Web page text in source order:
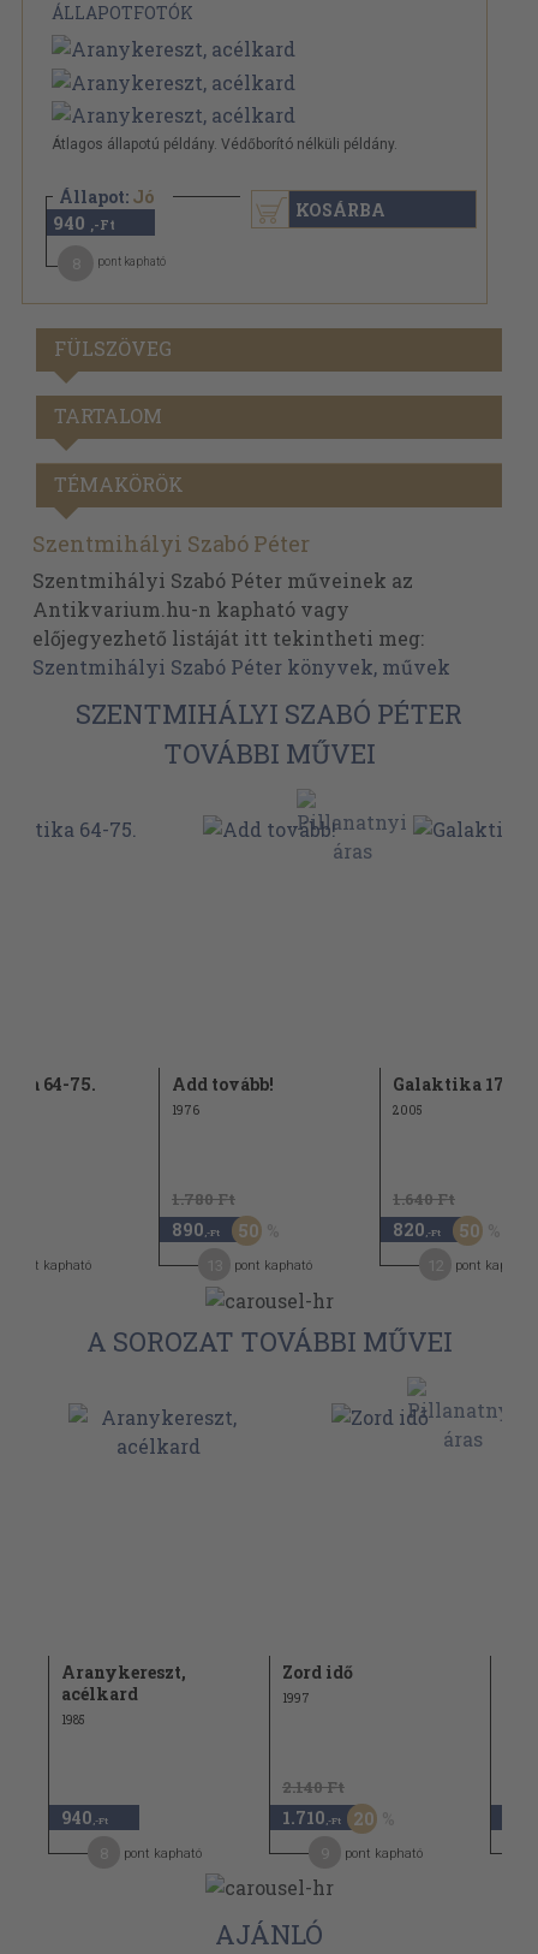
ÁLLAPOTFOTÓK
Átlagos állapotú példány. Védőborító nélküli példány.
Állapot: Jó
940 ,-Ft
pont kapható
KOSÁRBA
FÜLSZÖVEG
TARTALOM
TÉMAKÖRÖK
Szentmihályi Szabó Péter
Szentmihályi Szabó Péter műveinek az
Antikvarium.hu-n kapható vagy
előjegyezhető listáját itt tekintheti meg:
Szentmihályi Szabó Péter könyvek, művek
SZENTMIHÁLYI SZABÓ PÉTER
TOVÁBBI MŰVEI
64-75.
pont kapható
Add tovább!
1976
1.780 Ft
890 ,-Ft 50
pont kapható
Galaktika 178.
2005
1.640 Ft
820 ,-Ft 50
pont kapható
A SOROZAT TOVÁBBI MŰVEI
Aranykereszt,
acélkard
1985
940 ,-Ft
pont kapható
Zord idő
1997
2.140 Ft
1.710 ,-Ft 20
pont kapható
AJÁNLÓ